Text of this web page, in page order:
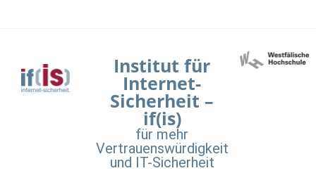
Institut für
Internet-
Sicherheit –
if(is)
für mehr
Vertrauenswürdigkeit
und IT-Sicherheit